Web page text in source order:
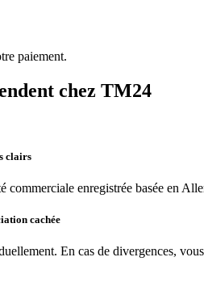
paiement.
chez TM24
clairs
commerciale enregistrée basée en
cachée
En cas de divergences,